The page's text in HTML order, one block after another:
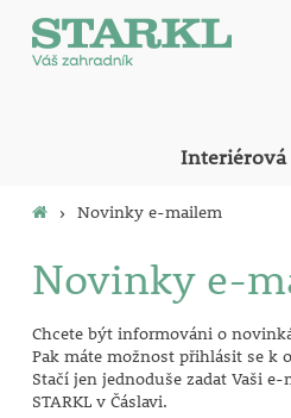
Interiérová
› Novinky e-mailem
Novinky e-
Chcete být informováni o
Pak máte možnost přihlásit se
Stačí jen jednoduše zadat Vaši
STARKL v Čáslavi.